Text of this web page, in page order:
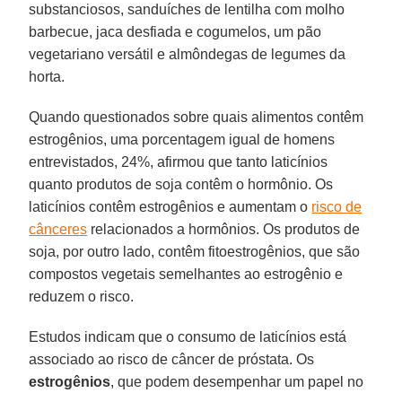
substanciosos, sanduíches de lentilha com molho
barbecue, jaca desfiada e cogumelos, um pão
vegetariano versátil e almôndegas de legumes da
horta.
Quando questionados sobre quais alimentos contêm
estrogênios, uma porcentagem igual de homens
entrevistados, 24%, afirmou que tanto laticínios
quanto produtos de soja contêm o hormônio. Os
laticínios contêm estrogênios e aumentam o risco de
cânceres relacionados a hormônios. Os produtos de
soja, por outro lado, contêm fitoestrogênios, que são
compostos vegetais semelhantes ao estrogênio e
reduzem o risco.
Estudos indicam que o consumo de laticínios está
associado ao risco de câncer de próstata. Os
estrogênios, que podem desempenhar um papel no